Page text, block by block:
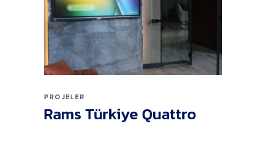
PROJELER
Rams Türkiye Quattro